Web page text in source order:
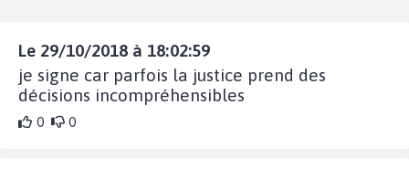
Le 29/10/2018 à 18:02:59
je signe car parfois la justice prend des
décisions incompréhensibles
0 0